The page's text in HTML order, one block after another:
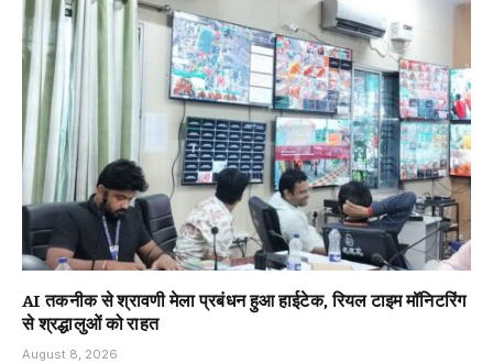
AI तकनीक से श्रावणी मेला प्रबंधन हुआ हाईटेक, रियल टाइम मॉनिटरिंग
से श्रद्धालुओं को राहत
August 8, 2026